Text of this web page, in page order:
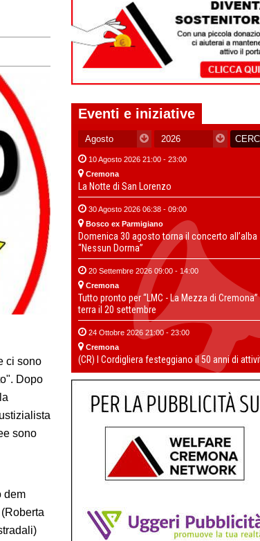
ci sono
Dopo
sono
dem
Eventi e iniziative
10 Agosto 2026 21:00 - 23:00
Cremona
La Notte di San Lorenzo
30 Agosto 2026 06:38 - 09:00
Bosco ex Parmigiano
Domenica 30 agosto torna il concerto all’alba
“Nessun Dorma”
20 Settembre 2026 09:00 - 14:00
Cremona
Tutto pronto per “LMC - La Mezza di
terra il 20 settembre
24 Ottobre 2026 21:00 - 23:00
Cremona
(CR) I Cordigliera festeggiano il 50 anni di